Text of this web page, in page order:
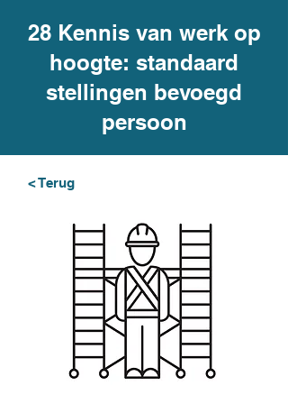
28 Kennis van werk op
hoogte: standaard
stellingen bevoegd
persoon
< Terug